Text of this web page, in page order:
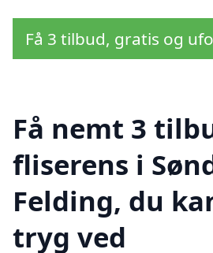
Få 3 tilbud, gratis og
Få nemt 3
fliserens i
Felding, du
tryg ved